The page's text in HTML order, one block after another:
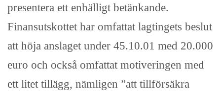
presentera ett enhälligt betänkande.
Finansutskottet har omfattat lagtingets beslut
att höja anslaget under 45.10.01 med 20.000
euro och också omfattat motiveringen med
ett litet tillägg, nämligen ”att tillförsäkra